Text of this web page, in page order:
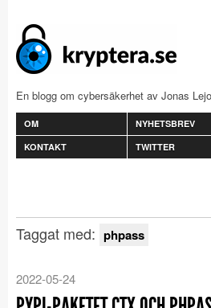
En blogg om cybersäkerhet av Jonas
OM
NYHETSBREV
KONTAKT
TWITTER
Taggat med: phpass
2022-05-24